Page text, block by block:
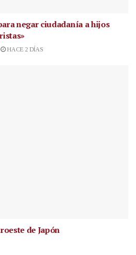
negar ciudadanía a hijos
HACE 2 DÍAS
de Japón